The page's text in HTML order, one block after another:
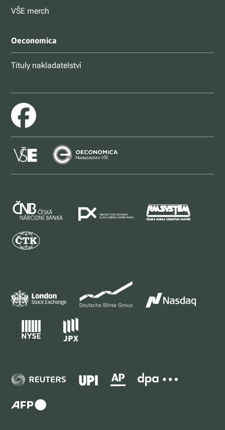
VŠE merch
Oeconomica
Tituly nakladatelství